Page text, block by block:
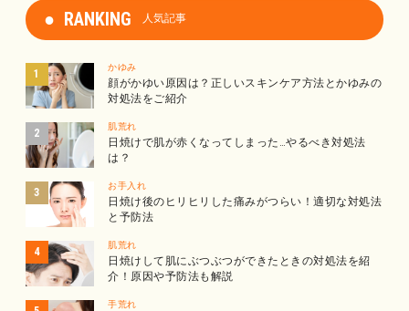
RANKING 人気記事
かゆみ
顔がかゆい原因は？正しいスキンケア方法とかゆみの
対処法をご紹介
肌荒れ
日焼けで肌が赤くなってしまった…やるべき対処法
は？
お手入れ
日焼け後のヒリヒリした痛みがつらい！適切な対処法
と予防法
肌荒れ
日焼けして肌にぶつぶつができたときの対処法を紹
介！原因や予防法も解説
手荒れ